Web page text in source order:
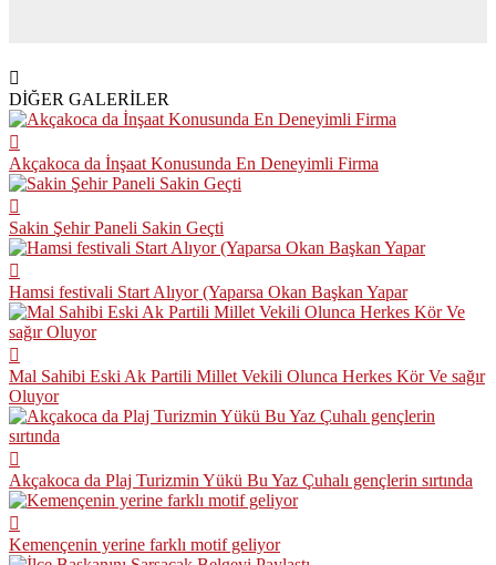
DİĞER GALERİLER
Akçakoca da İnşaat Konusunda En Deneyimli Firma
Sakin Şehir Paneli Sakin Geçti
Hamsi festivali Start Alıyor (Yaparsa Okan Başkan Yapar
Mal Sahibi Eski Ak Partili Millet Vekili Olunca Herkes Kör Ve sağır
Oluyor
Akçakoca da Plaj Turizmin Yükü Bu Yaz Çuhalı gençlerin sırtında
Kemençenin yerine farklı motif geliyor